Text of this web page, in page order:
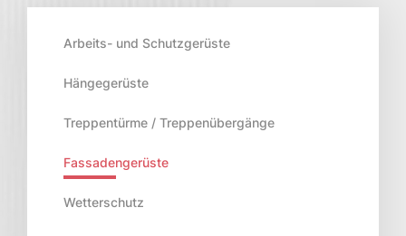
Arbeits- und Schutzgerüste
Hängegerüste
Treppentürme / Treppenübergänge
Fassadengerüste
Wetterschutz